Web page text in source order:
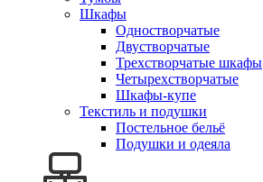
Шкафы
Одностворчатые
Двустворчатые
Трехстворчатые шкафы
Четырехстворчатые
Шкафы-купе
Текстиль и подушки
Постельное бельё
Подушки и одеяла